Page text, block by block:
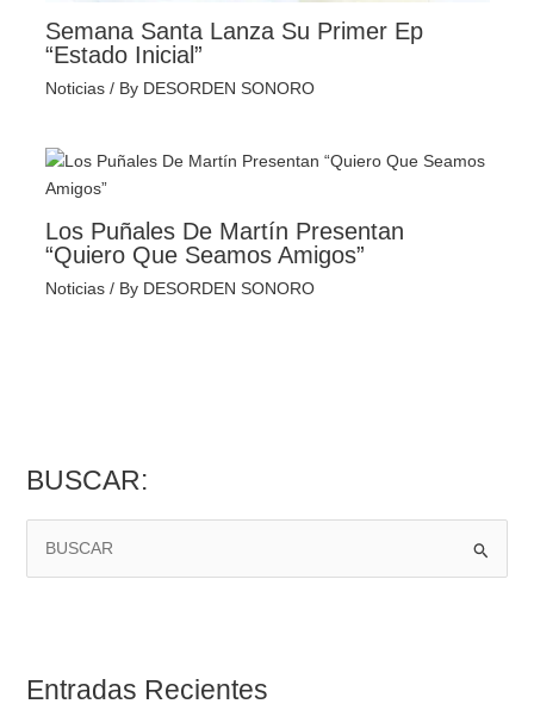
Semana Santa Lanza Su Primer Ep
“Estado Inicial”
Noticias/ By DESORDEN SONORO
Los Puñales De Martín Presentan
“Quiero Que Seamos Amigos”
Noticias/ By DESORDEN SONORO
BUSCAR:
A
Entradas Recientes